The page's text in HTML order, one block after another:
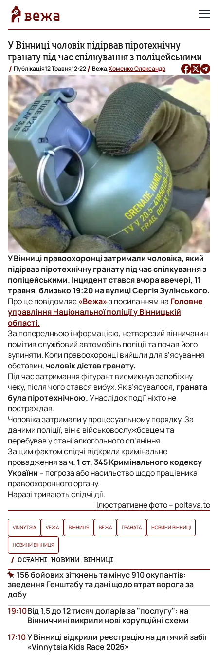
У Вінниці чоловік підірвав піротехнічну
гранату під час спілкування з поліцейськими
Публікація12 Травня12:22 Вежа,Хоменко Олександр
У Вінниці правоохоронці затримали чоловіка, який
підірвав піротехнічну гранату під час спілкування з
поліцейськими. Інцидент стався вчора ввечері, 11
травня, близько 19:20 на вулиці Сергія Зулінського.
Про це повідомляє«Вежа»з посиланням на Головне
управління Національної поліції у Вінницькій
області.
За попередньою інформацією, нетверезий вінничанин
помітив службовий автомобіль поліції та почав його
зупиняти. Коли правоохоронці вийшли для з’ясування
обставин,чоловік дістав гранату.
Під час затримання фігурант висмикнув запобіжну
чеку, після чого стався вибух. Як з’ясувалося, граната
була піротехнічною.Унаслідок події ніхто не
постраждав.
Чоловіка затримали у процесуальному порядку. За
даними поліції, він є військовослужбовцем та
перебував у стані алкогольного сп’яніння.
За цим фактом слідчі відкрили кримінальне
провадження зач. 1 ст. 345 Кримінального кодексу
України – погроза або насильство щодо працівника
правоохоронного органу.
Наразі тривають слідчі дії.
Ілюстративне фото – poltava.to
VINNYTSIA VЕЖА ВІННИЦЯ ВЕЖА ГРАНАТА НОВИНИ ВІННИЦІ
НОВИНИ ВІННИЦЯ
ОСТАННІ НОВИНИ ВІННИЦІ
156 бойових зіткнень та мінус 910 окупантів:
зведення Генштабу та дані щодо втрат ворога за
добу
Від 1,5 до 12 тисяч доларів за "послугу": на
Вінниччині викрили нові корупційні схеми
19:10
У Вінниці відкрили реєстрацію на дитячий забіг
«Vinnytsia Kids Race 2026»
17:10